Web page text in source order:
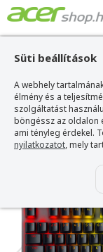
Süti beállítások
A webhely
élmény és a
szolgáltatást
böngéssz az oldalon
ami tényleg érdekel.
nyilatkozatot, mely
Acer webshop>
Huntsman V2
Razer
Billentyűzet
Azonosító: RZ03-